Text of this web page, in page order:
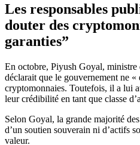
Les responsables
douter des
garanties”
En octobre, Piyush Goyal, ministre
déclarait que le gouvernement ne «
cryptomonnaies. Toutefois, il a lui
leur crédibilité en tant que classe
Selon Goyal, la grande majorité
d’un soutien souverain ni d’actifs
valeur.